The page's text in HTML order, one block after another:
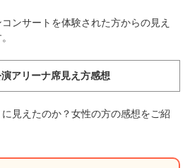
ンサートを体験された方からの見え
アリーナ席見え方感想
見えたのか？女性の方の感想をご紹